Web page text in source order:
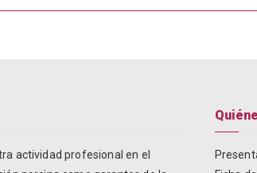
actividad profesional en el